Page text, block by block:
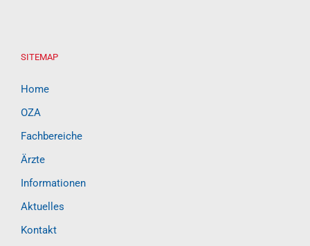
SITEMAP
Home
OZA
Fachbereiche
Ärzte
Informationen
Aktuelles
Kontakt